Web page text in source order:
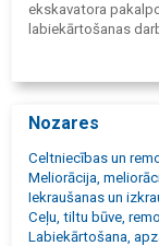
ekskavatora
labiekārtošanas
apzaļumošana,
pļaušana. Ceļu
ceļu tīrīšana, Telpu
apsaimniekošana,
apdares darbus,
tīrīšana.
Nozares
Celtniecības un
Meliorācija,
Iekraušanas un
Ceļu, tiltu būve,
Labiekārtošana,